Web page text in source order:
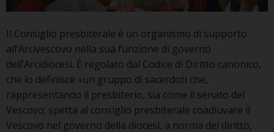
Il Consiglio presbiterale è un organismo di supporto
all’Arcivescovo nella sua funzione di governo
dell’Arcidiocesi. È regolato dal Codice di Diritto canonico,
che lo definisce «un gruppo di sacerdoti che,
rappresentando il presbiterio, sia come il senato del
Vescovo; spetta al consiglio presbiterale coadiuvare il
Vescovo nel governo della diocesi, a norma del diritto,